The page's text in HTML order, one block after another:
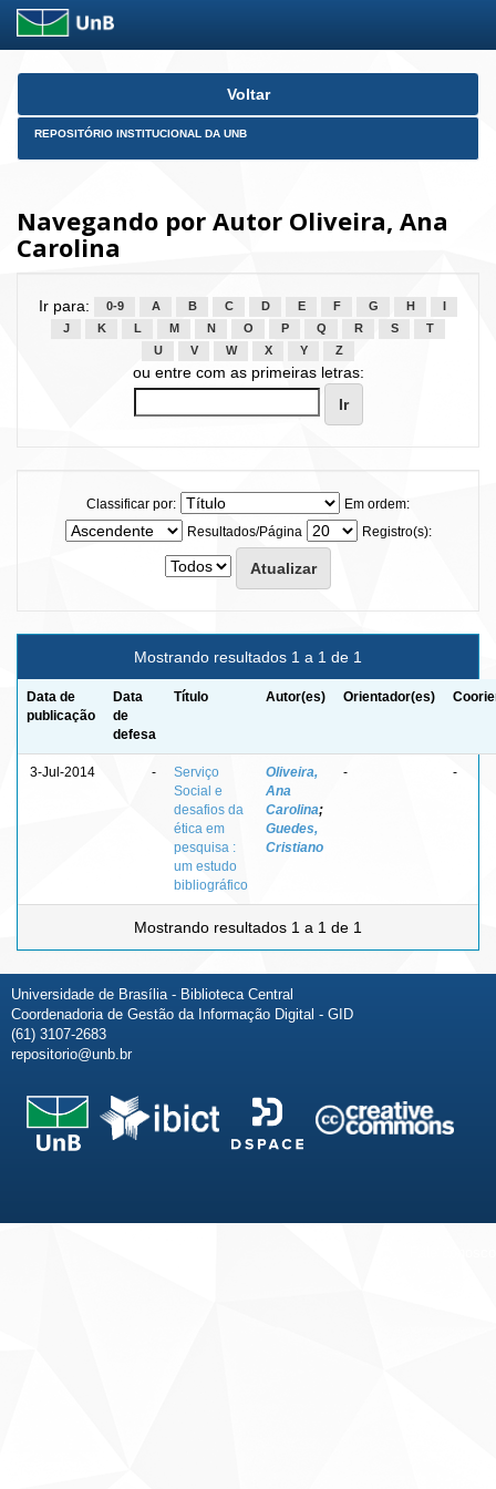
Skip
Voltar
REPOSITÓRIO INSTITUCIONAL DA UNB
Navegando por Autor Oliveira, Ana
Carolina
Ir para: 0-9 A B C D E F G H
J
K L M N O P Q R S
T
U
V W X Y Z
ou entre com as primeiras letras:
Classificar por:
Em ordem:
Resultados/Página
Registro(s):
Mostrando resultados 1 a 1 de 1
Data de
publicação
Data
de
defesa
Título Autor(es) Orientador(es)
3-Jul-2014 -
Serviço
Social e
desafios da
ética em
pesquisa :
um estudo
bibliográfico
Oliveira,
Ana
Carolina;
Guedes,
Cristiano
- -
Mostrando resultados 1 a 1 de 1
Universidade de Brasília - Biblioteca Central
Coordenadoria de Gestão da Informação Digital - GID
(61) 3107-2683
repositorio@unb.br